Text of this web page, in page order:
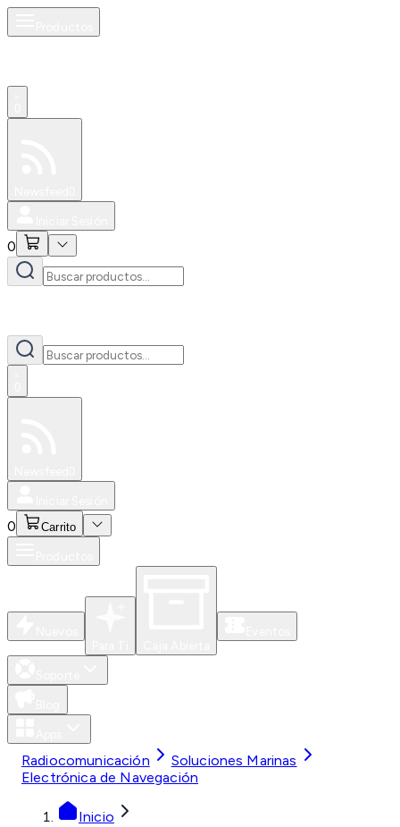
0
0 Carrito
Radiocomunicación
Soluciones Marinas
Electrónica de Navegación
Inicio